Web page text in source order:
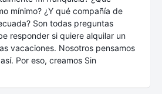
mínimo? ¿Y qué compañía de
Son todas preguntas
responder si quiere alquilar un
vacaciones. Nosotros pensamos
Por eso, creamos Sin